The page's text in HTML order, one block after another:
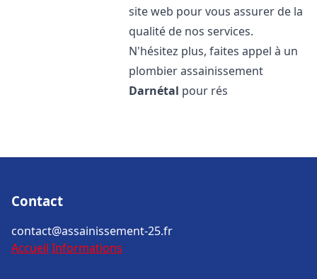
site web pour vous assurer de la
qualité de nos services.
N'hésitez plus, faites appel à un
plombier assainissement
Darnétal pour rés
Contact
contact@assainissement-25.fr
Accueil Informations